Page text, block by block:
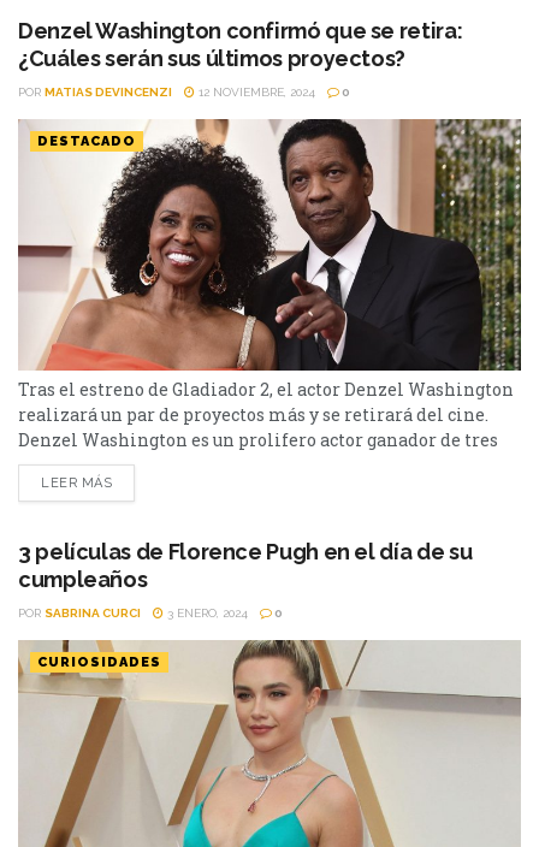
Joseph Quinn será Johnny Storm/Antorcha humana, y...
Denzel Washington confirmó que se retira:
¿Cuáles serán sus últimos proyectos?
POR MATIAS DEVINCENZI 12 NOVIEMBRE, 2024 0
DESTACADO
Tras el estreno de Gladiador 2, el actor Denzel Washington
realizará un par de proyectos más y se retirará del cine.
Denzel Washington es un prolifero actor ganador de tres
Globo de Oro, un Premio del Sindicato de Actores, un
premio Tony y dos premios Óscar; estos por las cintas Glory
LEER MÁS
3 películas de Florence Pugh en el día de su
cumpleaños
POR SABRINA CURCI 3 ENERO, 2024 0
CURIOSIDADES